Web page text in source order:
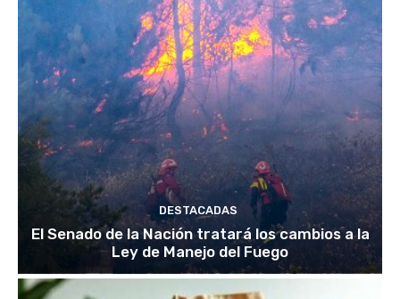
DESTACADAS
El Senado de la Nación tratará los cambios a la
Ley de Manejo del Fuego